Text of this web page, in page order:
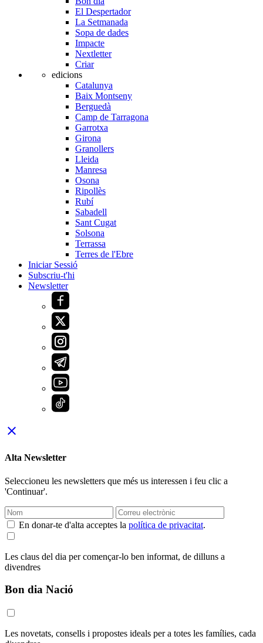
El Despertador
La Setmanada
Sopa de dades
Impacte
Nextletter
Criar
edicions
Catalunya
Baix Montseny
Berguedà
Camp de Tarragona
Garrotxa
Girona
Granollers
Lleida
Manresa
Osona
Ripollès
Rubí
Sabadell
Sant Cugat
Solsona
Terrassa
Terres de l'Ebre
Iniciar Sessió
Subscriu-t'hi
Newsletter
close
Alta Newsletter
Seleccioneu les newsletters que més us interessen i feu clic a
'Continuar'.
En donar-te d'alta acceptes la política de privacitat.
Les claus del dia per començar-lo ben informat, de dilluns a
divendres
Bon dia Nació
Les novetats, consells i propostes ideals per a totes les famílies, cada